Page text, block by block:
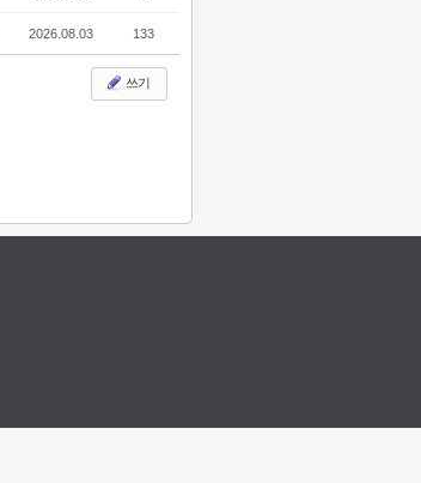
2026.08.03 133
쓰기